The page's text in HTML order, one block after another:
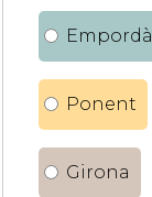
Empordà
Ponent
Girona